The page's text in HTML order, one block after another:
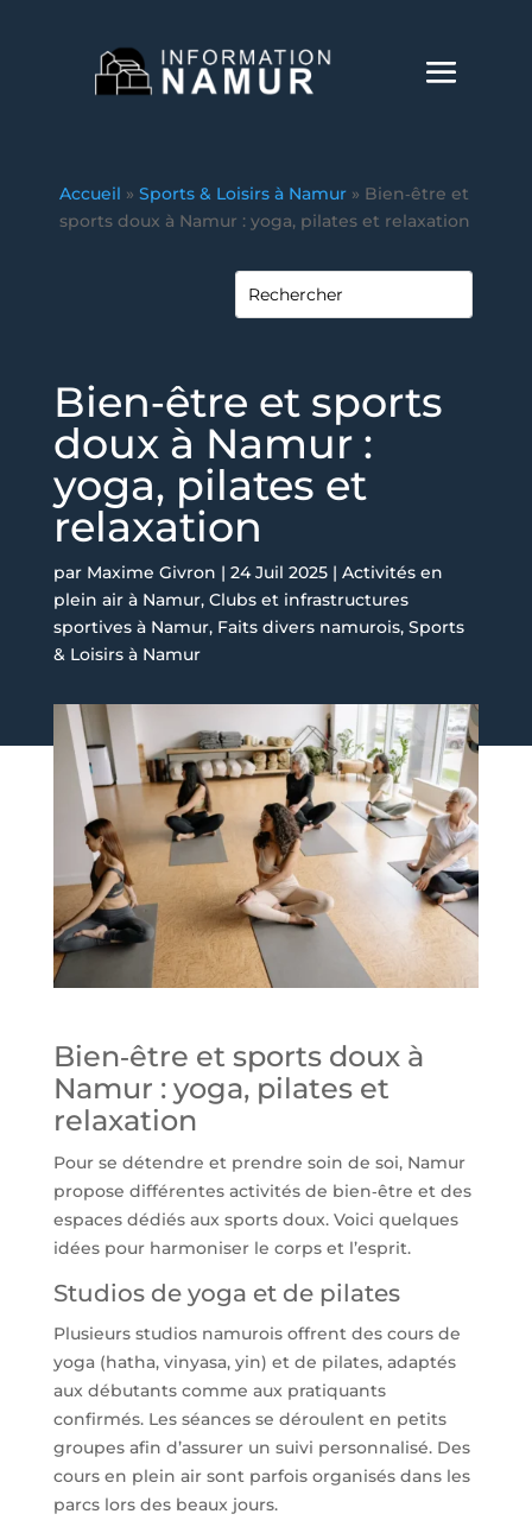
Accueil » Sports & Loisirs à Namur » Bien‑être et
sports doux à Namur : yoga, pilates et relaxation
Bien‑être et sports
doux à Namur :
yoga, pilates et
relaxation
par Maxime Givron | 24 Juil 2025| Activités en
plein air à Namur, Clubs et infrastructures
sportives à Namur, Faits divers namurois, Sports
& Loisirs à Namur
Bien‑être et sports doux à
Namur : yoga, pilates et
relaxation
Pour se détendre et prendre soin de soi, Namur
propose différentes activités de bien‑être et des
espaces dédiés aux sports doux. Voici quelques
idées pour harmoniser le corps et l’esprit.
Studios de yoga et de pilates
Plusieurs studios namurois offrent des cours de
yoga (hatha, vinyasa, yin) et de pilates, adaptés
aux débutants comme aux pratiquants
confirmés. Les séances se déroulent en petits
groupes afin d’assurer un suivi personnalisé. Des
cours en plein air sont parfois organisés dans les
parcs lors des beaux jours.